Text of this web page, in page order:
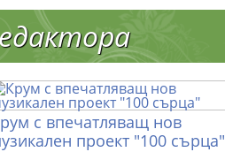
с впечатляващ нов
проект "100 сърца"